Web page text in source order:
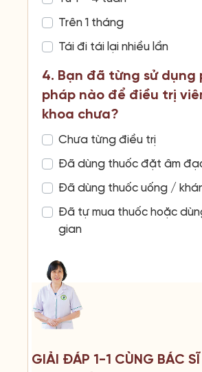
Trên 1 tháng
Tái đi tái lại nhiều lần
4. Bạn đã từng sử dụng
pháp nào để điều trị
khoa chưa?
Chưa từng điều trị
Đã dùng thuốc đặt âm
Đã dùng thuốc uống /
Đã tự mua thuốc hoặc
gian
GIẢI ĐÁP 1-1 CÙNG BÁC